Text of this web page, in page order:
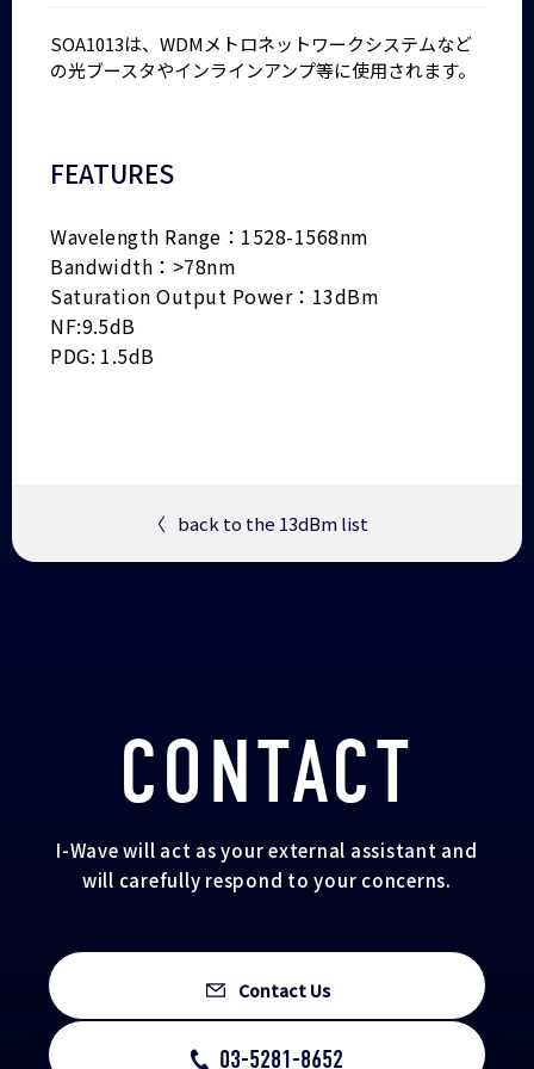
SOA1013は、WDMメトロネットワークシステムなど
の光ブースタやインラインアンプ等に使用されます。
FEATURES
Wavelength Range：1528-1568nm
Bandwidth：>78nm
Saturation Output Power：13dBm
NF:9.5dB
PDG: 1.5dB
〈 back to the 13dBm list
CONTACT
I-Wave will act as your external assistant and
will carefully respond to your concerns.
Contact Us
03-5281-8652